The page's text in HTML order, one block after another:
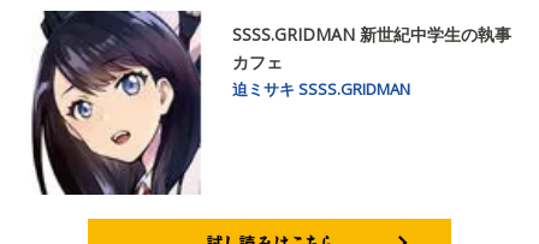
SSSS.GRIDMAN 新世紀中学生の執事
カフェ
迫ミサキ SSSS.GRIDMAN